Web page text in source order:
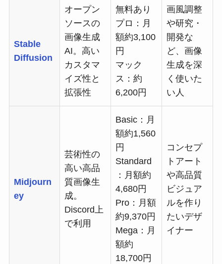
Stable
Diffusion
オープン
ソースの
画像生成
AI。高い
カスタマ
イズ性と
拡張性
無料あり
プロ：月
額約3,100
円
マック
ス：約
6,200円
画風調整
や研究・
開発な
ど、画像
生成を深
く使いた
い人
Midjourn
ey
芸術性の
高い高品
質画像生
成。
Discord上
で利用
Basic：月
額約1,560
円
Standard
：月額約
4,680円
Pro：月額
約9,370円
Mega：月
額約
18,700円
コンセプ
トアート
や高品質
ビジュア
ルを作り
たいデザ
イナー